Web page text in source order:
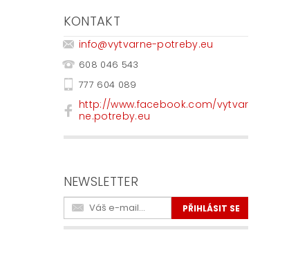
KONTAKT
info@vytvarne-potreby.eu
608 046 543
777 604 089
http://www.facebook.com/vytvar
ne.potreby.eu
NEWSLETTER